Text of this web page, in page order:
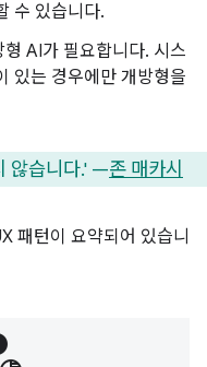
수 있습니다.
AI가 필요합니다. 시스
있는 경우에만 개방형을
않습니다.' —존 매카시
패턴이 요약되어 있습니